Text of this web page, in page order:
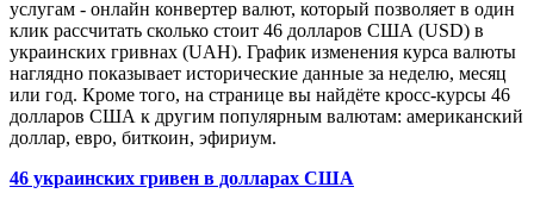
услугам - онлайн конвертер валют, который позволяет в один
клик рассчитать сколько стоит 46 долларов США (USD) в
украинских гривнах (UAH). График изменения курса валюты
наглядно показывает исторические данные за неделю, месяц
или год. Кроме того, на странице вы найдёте кросс-курсы 46
долларов США к другим популярным валютам: американский
доллар, евро, биткоин, эфириум.
46 украинских гривен в долларах США